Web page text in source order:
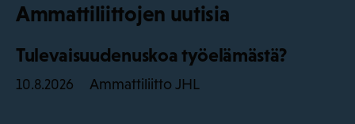
Ammattiliittojen uutisia
Tulevaisuudenuskoa työelämästä?
10.8.2026 Ammattiliitto JHL